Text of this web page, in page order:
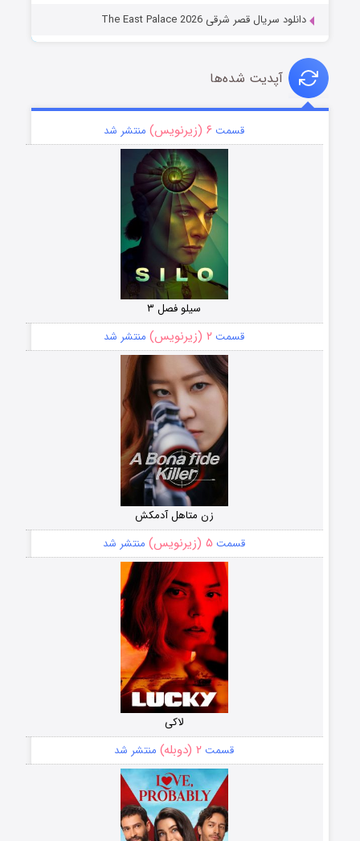
دانلود سریال قصر شرقی The East Palace 2026
آپدیت شده‌ها
قسمت ۶ (زیرنویس) منتشر شد
سیلو فصل ۳
قسمت ۲ (زیرنویس) منتشر شد
زن متاهل آدمکش
قسمت ۵ (زیرنویس) منتشر شد
لاکی
قسمت ۲ (دوبله) منتشر شد